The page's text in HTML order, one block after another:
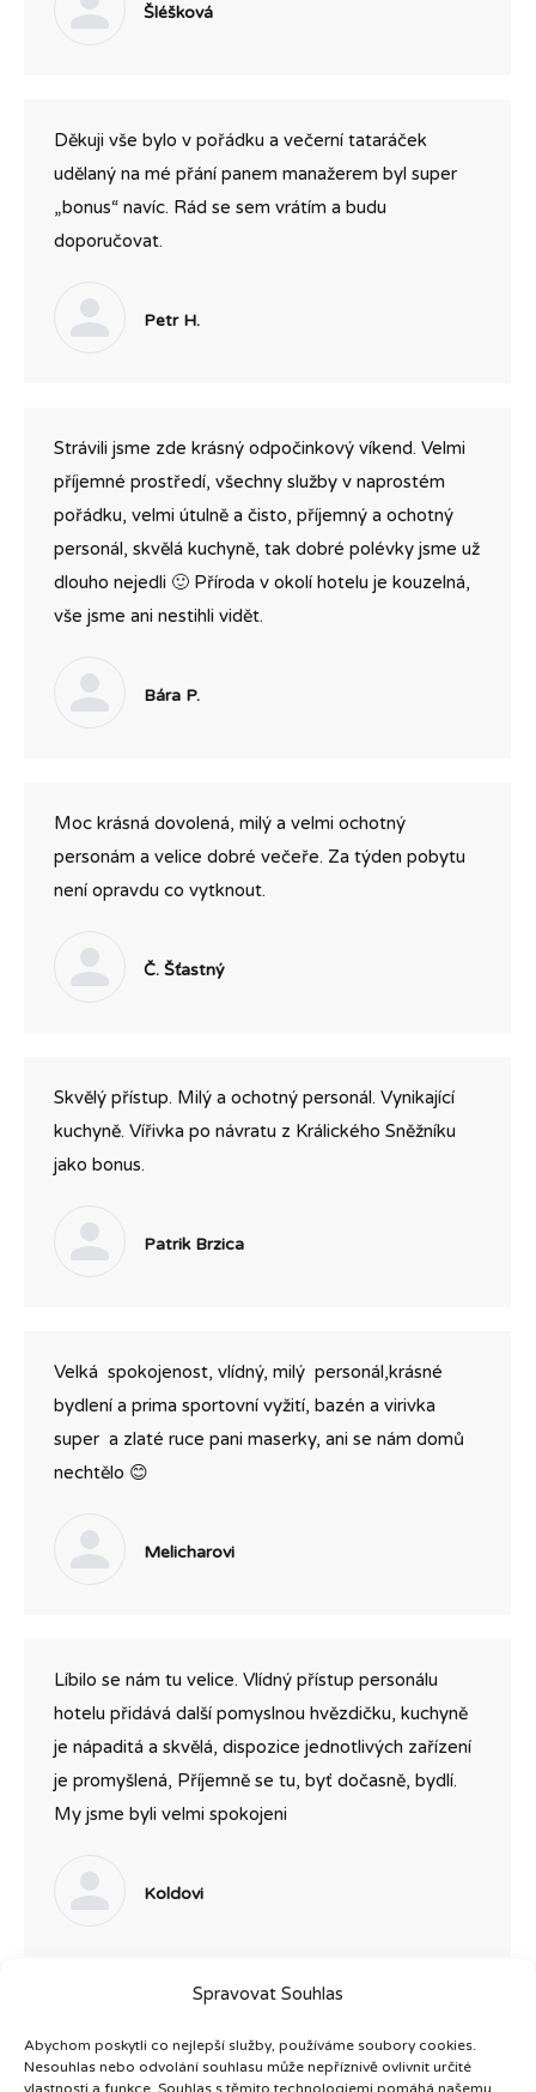
Spravovat Souhlas
Abychom poskytli co nejlepší služby, používáme soubory cookies.
Nesouhlas nebo odvolání souhlasu může nepříznivě ovlivnit určité
vlastnosti a funkce. Souhlas s těmito technologiemi pomáhá našemu
Šléšková
Děkuji vše bylo v pořádku a večerní tataráček
udělaný na mé přání panem manažerem byl super
„bonus“ navíc. Rád se sem vrátím a budu
doporučovat.
Petr H.
Strávili jsme zde krásný odpočinkový víkend. Velmi
příjemné prostředí, všechny služby v naprostém
pořádku, velmi útulně a čisto, příjemný a ochotný
personál, skvělá kuchyně, tak dobré polévky jsme už
dlouho nejedli 🙂 Příroda v okolí hotelu je kouzelná,
vše jsme ani nestihli vidět.
Bára P.
Moc krásná dovolená, milý a velmi ochotný
personám a velice dobré večeře. Za týden pobytu
není opravdu co vytknout.
Č. Šťastný
Skvělý přístup. Milý a ochotný personál. Vynikající
kuchyně. Vířivka po návratu z Králického Sněžníku
jako bonus.
Patrik Brzica
Velká spokojenost, vlídný, milý personál,krásné
bydlení a prima sportovní vyžití, bazén a virivka
super a zlaté ruce pani maserky, ani se nám domů
nechtělo 😊
Melicharovi
Líbilo se nám tu velice. Vlídný přístup personálu
hotelu přidává další pomyslnou hvězdičku, kuchyně
je nápaditá a skvělá, dispozice jednotlivých zařízení
je promyšlená, Příjemně se tu, byť dočasně, bydlí.
My jsme byli velmi spokojeni
Koldovi
zvláště paní recepční. Díky, díky, díky.